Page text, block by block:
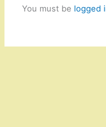
You must be logged